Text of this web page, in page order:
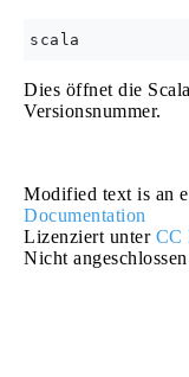
Dies öffnet die
Versionsnummer.
Modified text is an
Documentation
Lizenziert unter CC
Nicht